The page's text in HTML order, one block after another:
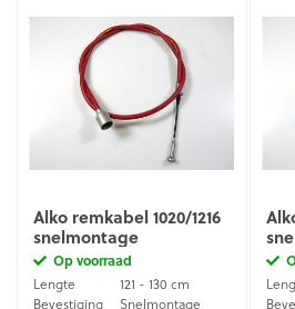
Alko remkabel 1020/1216
snelmontage
Op voorraad
Lengte
121 - 130 cm
Bevestiging
Snelmontage